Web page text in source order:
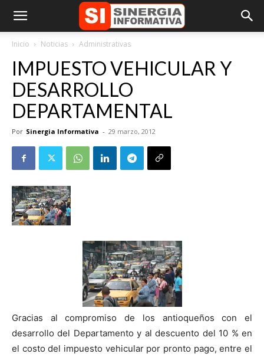
Inicio Noticias Administrativas
IMPUESTO VEHICULAR Y
DESARROLLO
DEPARTAMENTAL
Por Sinergia Informativa - 29 marzo, 2012
Gracias al compromiso de los antioqueños con el
desarrollo del Departamento y al descuento del 10 % en
el costo del impuesto vehicular por pronto pago, entre el